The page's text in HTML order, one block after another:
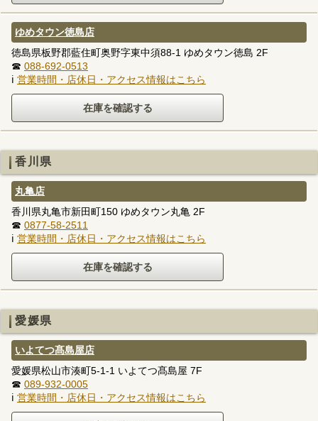
ゆめタウン徳島店
徳島県板野郡藍住町奥野字東中須88-1 ゆめタウン徳島 2F
☎ 088-692-0513
ℹ 営業時間・店休日・アクセス情報はこちら
香川県
丸亀店
香川県丸亀市新田町150 ゆめタウン丸亀 2F
☎ 0877-58-2511
ℹ 営業時間・店休日・アクセス情報はこちら
愛媛県
いよてつ髙島屋店
愛媛県松山市湊町5-1-1 いよてつ髙島屋 7F
☎ 089-932-0005
ℹ 営業時間・店休日・アクセス情報はこちら